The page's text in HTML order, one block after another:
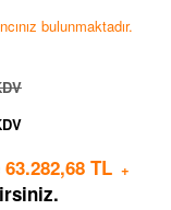
bulunmaktadır.
63.282,68 TL +